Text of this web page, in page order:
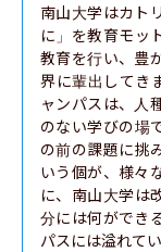
南山大学はカト
に」を教育モッ
教育を行い、豊
界に輩出してき
ャンパスは、人
のない学びの場
の前の課題に挑
いう個が、様々
に、南山大学は
分には何ができ
パスには溢れてい